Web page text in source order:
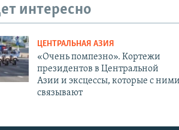
интересно
ЦЕНТРАЛЬНАЯ АЗИЯ
«Очень помпезно». Кортежи
президентов в Центральной
Азии и эксцессы, которые с ними
связывают